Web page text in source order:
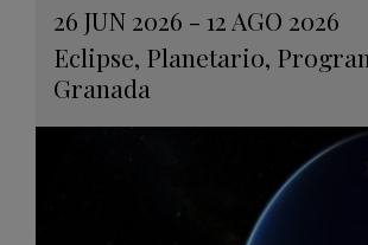
26 JUN 2026 - 12 AGO 2026
Eclipse, Planetario,
Granada